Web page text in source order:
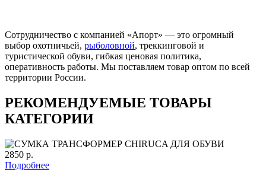
Сотрудничество с компанией «Апорт» — это огромный
выбор охотничьей, рыболовной, треккинговой и
туристической обуви, гибкая ценовая политика,
оперативность работы. Мы поставляем товар оптом по всей
территории России.
РЕКОМЕНДУЕМЫЕ ТОВАРЫ
КАТЕГОРИИ
2850 р.
Подробнее